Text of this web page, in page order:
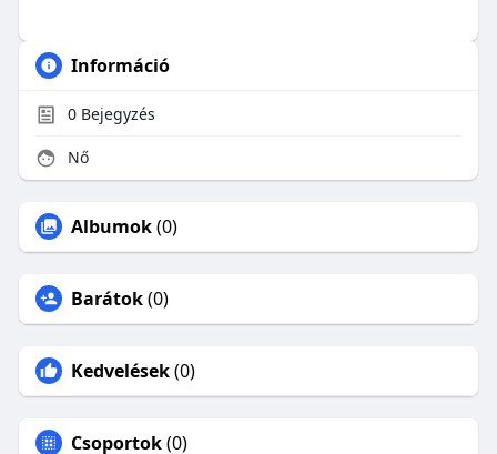
Információ
0Bejegyzés
Nő
Albumok(0)
Barátok(0)
Kedvelések(0)
Csoportok(0)